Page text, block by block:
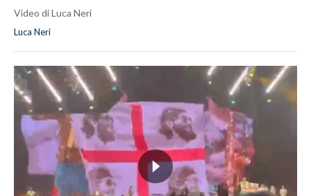
Video di Luca Neri
Luca Neri